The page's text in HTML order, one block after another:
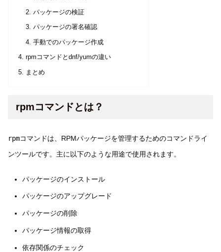
パッケージの検証
パッケージの署名確認
手動でのパッケージ作成
rpmコマンドとdnf/yumの違い
まとめ
rpmコマンドとは？
rpmコマンドは、RPMパッケージを管理するためのコマンドライ
ンツールです。主に以下のような用途で使用されます。
パッケージのインストール
パッケージのアップグレード
パッケージの削除
パッケージ情報の取得
依存関係のチェック